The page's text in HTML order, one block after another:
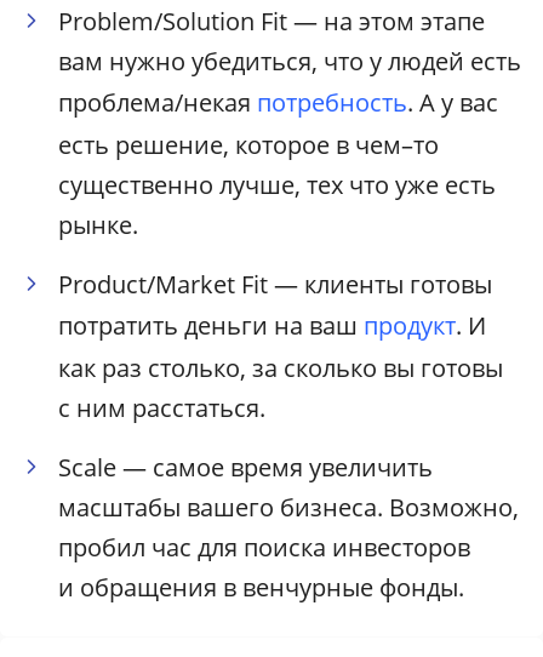
Problem/Solution Fit — на этом этапе
вам нужно убедиться, что у людей есть
проблема/некая потребность. А у вас
есть решение, которое в чем–то
существенно лучше, тех что уже есть
рынке.
Product/Market Fit — клиенты готовы
потратить деньги на ваш продукт. И
как раз столько, за сколько вы готовы
с ним расстаться.
Scale — самое время увеличить
масштабы вашего бизнеса. Возможно,
пробил час для поиска инвесторов
и обращения в венчурные фонды.